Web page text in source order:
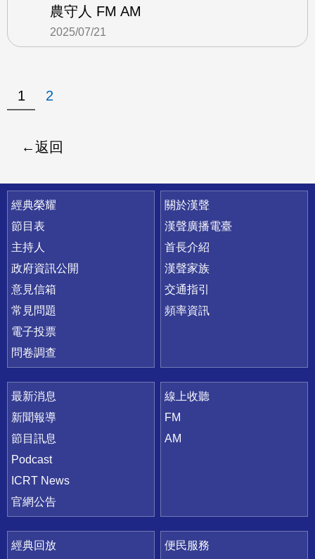
農守人 FM AM
2025/07/21
1 2
返回
快速連結
經典榮耀
節目表
主持人
政府資訊公開
意見信箱
常見問題
電子投票
問卷調查
關於漢聲
漢聲廣播電臺
首長介紹
漢聲家族
交通指引
頻率資訊
最新消息
新聞報導
節目訊息
Podcast
ICRT News
官網公告
線上收聽
FM
AM
經典回放
便民服務